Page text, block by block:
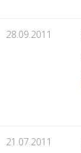
28.09.2011
21.07.2011